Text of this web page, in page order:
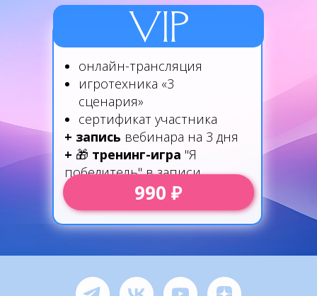
онлайн-трансляция
игротехника «3
сценария»
сертификат участника
+ запись вебинара на 3 дня
+ 🎁 тренинг-игра "Я
победитель" в записи
990 ₽